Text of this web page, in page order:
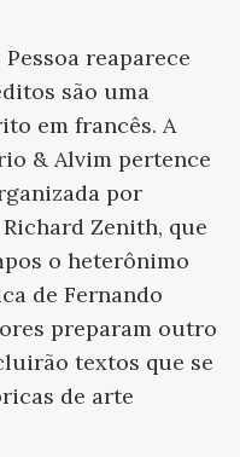
reaparece
são uma
em francês. A
& Alvim pertence
por
Zenith, que
o heterônimo
de Fernando
preparam outro
textos que se
de arte